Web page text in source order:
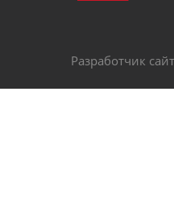
Разработчик